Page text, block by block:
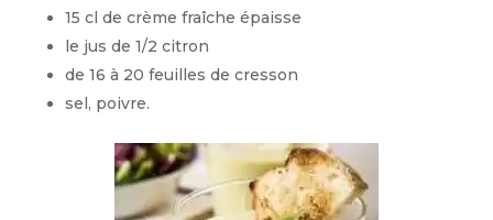
15 cl de crème fraîche épaisse
le jus de 1/2 citron
de 16 à 20 feuilles de cresson
sel, poivre.